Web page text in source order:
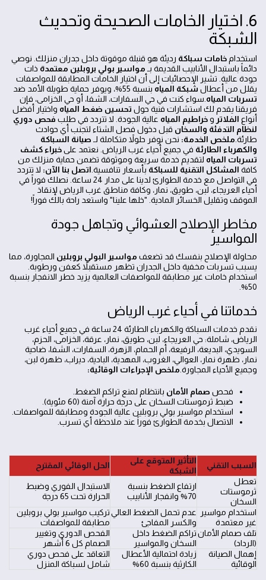
6. اختيار الخامات الصحيحة وتحديث
الشبكة
استخدام خامات سباكة رديئة هو قنبلة موقوتة داخل جدران منزلك. نوصي
دائماً باستبدال الأنابيب القديمة بـ مواسير بولي بروبلين معتمدة ذات
جودة عالية. تشير الإحصائيات إلى أن اختيار الخامات المطابقة للمواصفات
يقلل من أعطال شبكة المياه بنسبة 55%، ويوفر حماية طويلة الأمد ضد
تسربات المياه .سواء كنت في حي السفارات، الشفا، أو حي الخزامى، فإن
فريقنا يقدم لك استشارات فنية حول تحسين ضغط المياه واختيار أفضل
أنواع الفلاتر وخراطيم المياه عالية الجودة. لا تتردد في طلب فحص دوري
لنظام التدفئة والسخان قبل دخول فصل الشتاء لتجنب أي حوادث
طارئة. ملخص الخدمة: نحن نوفر حلولاً متكاملة لـ صيانة السباكة
والكهرباء الطارئة في جميع أحياء غرب الرياض. نعتمد علىخبراء كشف
تسربات المياه لتقديم خدمة سريعة وموثوقة تضمن حماية منزلك من
كافة المشاكل التقنية للسباكة بأسعار تنافسية. اتصل بنا الآن: لا تتردد
في التواصل مع خدمة الطوارئ لدينا على مدار 24 ساعة. نصلك فوراً في
أحياء العريجاء، لبن، طويق، نمار، وكافة مناطق غرب الرياض لإنقاذ
الموقف وتقليل الخسائر المادية. "خلها علينا" واستعد راحة بالك فوراً!
مخاطر الإصلاح العشوائي وتجاهل جودة
المواسير
محاولة الإصلاح بنفسك قد تضعف مواسير البولي بروبلين المجاورة، مما
يسبب تسربات مخفية داخل الجدران تظهر مستقبلاً كعفن ورطوبة.
استخدام خامات غير مطابقة للمواصفات العالمية يزيد خطر الانفجار بنسبة
50%.
خدماتنا في أحياء غرب الرياض
نقدم خدمات السباكة والكهرباء الطارئة 24 ساعة في جميع أحياء غرب
الرياض، شاملة: حي العريجاء، لبن، طويق، نمار، عرقة، الخزامى، الحزم،
السويدي، البديعة، الرفيعة، أم الحمام، الزهرة، السفارات، الشفا، ضاحية
نمار، ظهرة نمار، العوالي، الغروب، المهدية، البادية، ديراب، ظهرة لبن،
وجميع الأحياء المجاورة. ملخص الإجراءات الوقائية:
فحص صمام الأمان بانتظام لمنع تراكم الضغط.
ضبط ثرموستات السخان على درجة حرارة آمنة (60 مئوية).
استخدام مواسير بولي بروبلين عالية الجودة ومطابقة للمواصفات.
الاتصال بخدمة الطوارئ فوراً عند ملاحظة أي تسرب.
السبب التقني
التأثير المتوقع على
الشبكة
الحل الوقائي المقترح
تعطل
ثرموستات
السخان
ارتفاع الضغط بنسبة
70% وانفجار الأنابيب
الاستبدال الفوري وضبط
الحرارة تحت 65 درجة
استخدام مواسير
غير معتمدة
عدم تحمل الضغط العالي
والكسر المفاجئ
تركيب مواسير بولي بروبلين
مطابقة للمواصفات
تلف صمام الأمان
(الرداد)
تراكم الضغط داخل
السخان والمواسير
الفحص الدوري وتغيير
الصمام كل 6 أشهر
إهمال الصيانة
الوقائية
زيادة احتمالية الأعطال
الكارثية بنسبة 60%
التعاقد على فحص دوري
شامل لسباكة المنزل